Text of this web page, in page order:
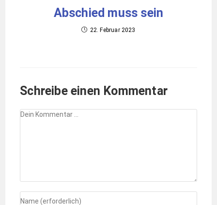
Abschied muss sein
22. Februar 2023
Schreibe einen Kommentar